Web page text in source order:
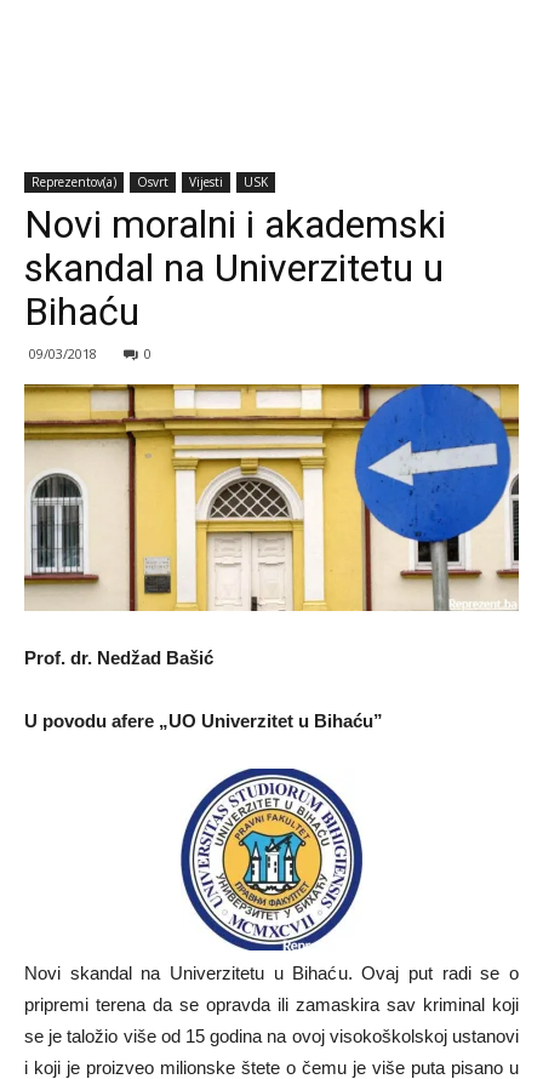
Reprezentov(a) Osvrt Vijesti USK
Novi moralni i akademski
skandal na Univerzitetu u
Bihaću
09/03/2018 0
Prof. dr. Nedžad Bašić
U povodu afere „UO Univerzitet u Bihaću”
Novi skandal na Univerzitetu u Bihaću. Ovaj put radi se o
pripremi terena da se opravda ili zamaskira sav kriminal koji
se je taložio više od 15 godina na ovoj visokoškolskoj ustanovi
i koji je proizveo milionske štete o čemu je više puta pisano u